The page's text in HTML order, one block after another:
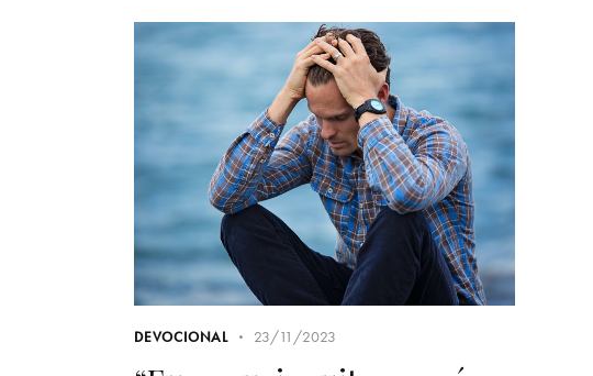
DEVOCIONAL 23/11/2023
“Eu pequei muito… será